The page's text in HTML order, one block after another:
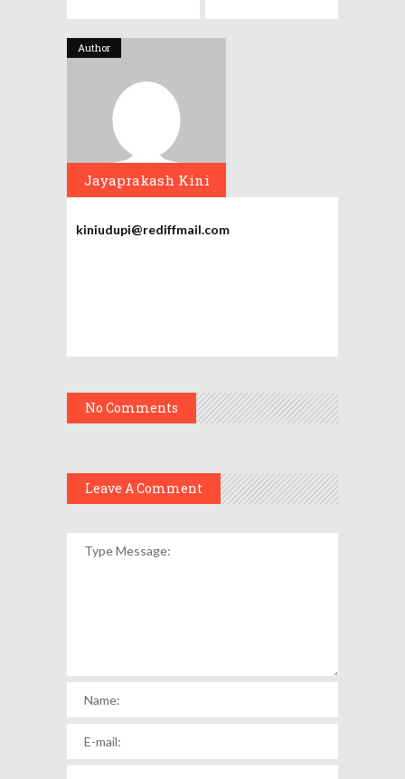
Author
Jayaprakash Kini
kiniudupi@rediffmail.com
No Comments
Leave A Comment